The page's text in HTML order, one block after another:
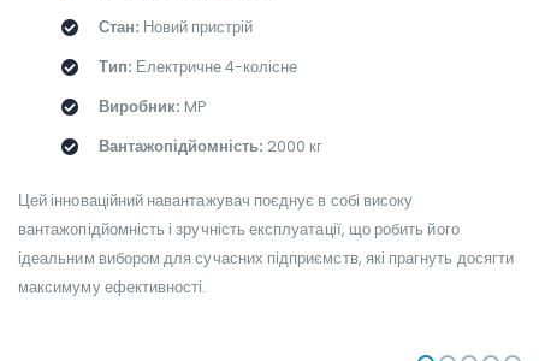
Стан: Новий пристрій
Тип: Електричне 4-колісне
Виробник: MP
Вантажопідйомність: 2000 кг
Цей інноваційний навантажувач поєднує в собі високу
вантажопідйомність і зручність експлуатації, що робить його
ідеальним вибором для сучасних підприємств, які прагнуть досягти
максимуму ефективності.